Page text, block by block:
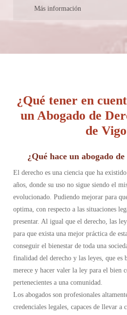
Todos sus profesionales cuentan con
trayectoria profesional y académica.
Más información
empleado” donde sus clientes pueden
servicio más especifico y adaptado a
¿Qué tener en
un Abogado de
de
¿Qué hace un abogado
El derecho es una ciencia que ha
años, donde su uso no sigue siendo el
evolucionado. Pudiendo mejorar para
optima, con respecto a las situaciones
presentar. Al igual que el derecho, las
para que exista una mejor práctica de
conseguir el bienestar de toda una
finalidad del derecho y las leyes, que es
merece y hacer valer la ley para el bien
pertenecientes a una comunidad.
Los abogados son profesionales
credenciales legales, capaces de llevar a